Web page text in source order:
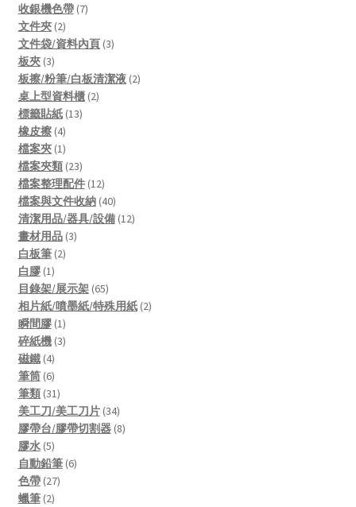
products
收銀機色帶 77
文件夾 22
products
文件袋/資料內頁 33
板夾 33
products
板擦/粉筆/白板清潔液 22
桌上型資料櫃 22
標籤貼紙 1313
橡皮擦 44
products
檔案夾 11
product
檔案夾類 2323
products
檔案整理配件 1212
products
檔案與文件收納 4040
products
清潔用品/器具/設備 1212
畫材用品 33
白板筆 22
白膠 11
product
目錄架/展示架 6565
products
相片紙/噴墨紙/特殊用紙 22
瞬間膠 11
product
碎紙機 33
磁鐵 44
products
筆筒 66
products
筆類 3131
products
美工刀/美工刀片 3434
products
膠帶台/膠帶切割器 88
膠水 55
products
自動鉛筆 66
色帶 2727
蠟筆 22